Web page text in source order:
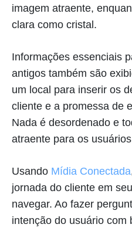
imagem atraente,
clara como cristal.
Informações essenciais
antigos também são
um local para inserir os
cliente e a promessa de
Nada é desordenado e
atraente para os
Usando Mídia Conectada
jornada do cliente em
navegar. Ao fazer
intenção do usuário com